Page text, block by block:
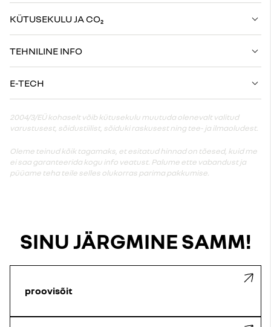
KÜTUSEKULU JA CO₂
TEHNILINE INFO
E-TECH
2004/3/EÜ kohaselt võib kütusekulu muutuda olenevalt valitud
varustusest, sõidustiilist, sõiduki raskusest ning tee- ja ilmaoludest.
Oleme teinud kõik tagamaks, et esitatud hinnad on tõesed, kuid me
ei saa garanteerida kogu info veatust. Palume ette vabandust ja
püüame teha teile selles olukorras parima pakkumise.
SINU JÄRGMINE SAMM!
proovisõit